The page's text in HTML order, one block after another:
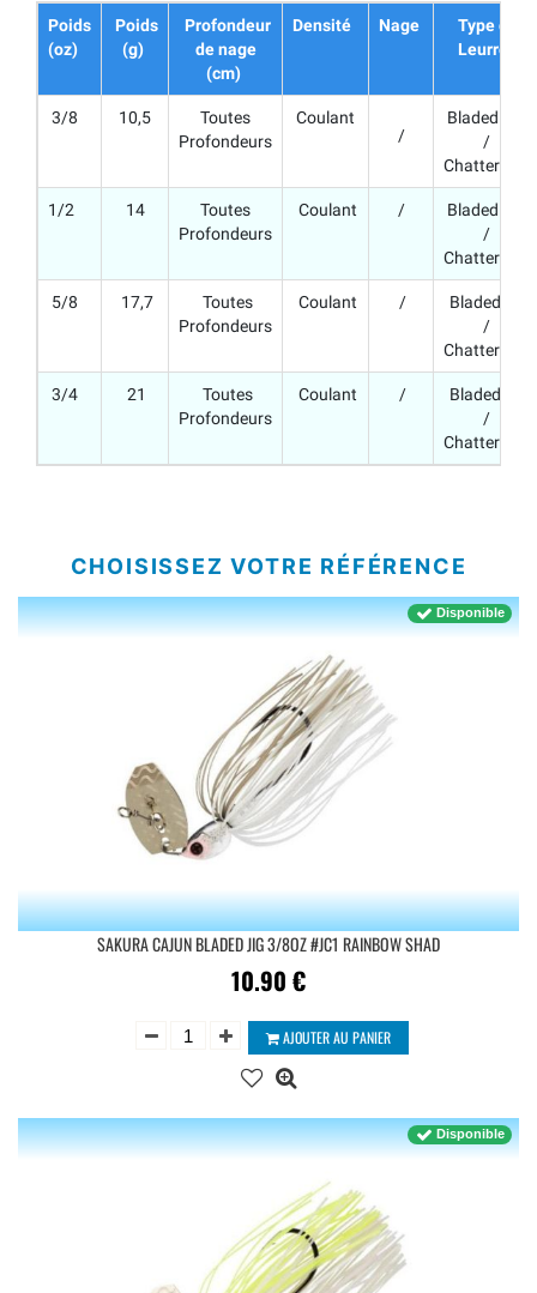
Poids
(oz)
Poids
(g)
Profondeur
de nage
(cm)
Densité Nage
Type de
Leurre
3/8 10,5
Toutes
Profondeurs
Coulant
/
Bladed Jig
/
Chatterbait
1/2 14
Toutes
Profondeurs
Coulant /
Bladed Jig
/
Chatterbait
5/8 17,7
Toutes
Profondeurs
Coulant /
Bladed Jig
/
Chatterbait
3/4 21
Toutes
Profondeurs
Coulant /
Bladed Jig
/
Chatterbait
CHOISISSEZ VOTRE RÉFÉRENCE
SAKURA CAJUN BLADED JIG 3/8OZ #JC1 RAINBOW SHAD
10.90 €
Disponible
AJOUTER AU PANIER
Disponible